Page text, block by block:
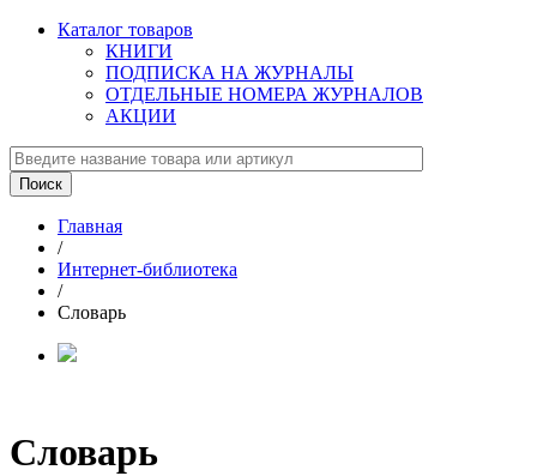
Каталог товаров
КНИГИ
ПОДПИСКА НА ЖУРНАЛЫ
ОТДЕЛЬНЫЕ НОМЕРА ЖУРНАЛОВ
АКЦИИ
Главная
/
Интернет-библиотека
/
Словарь
Словарь